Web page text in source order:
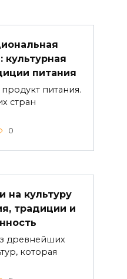
культурная
питания
питания.
стран
0
на культуру
традиции и
древнейших
которая